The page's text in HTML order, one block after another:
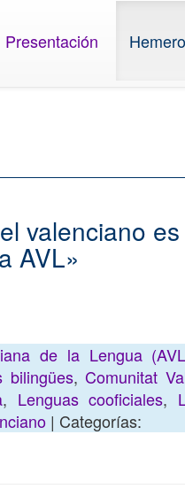
Presentación
valenciano
AVL»
de la Lengua
bilingües,Comunitat
, Lenguas cooficiales,
| Categorías: